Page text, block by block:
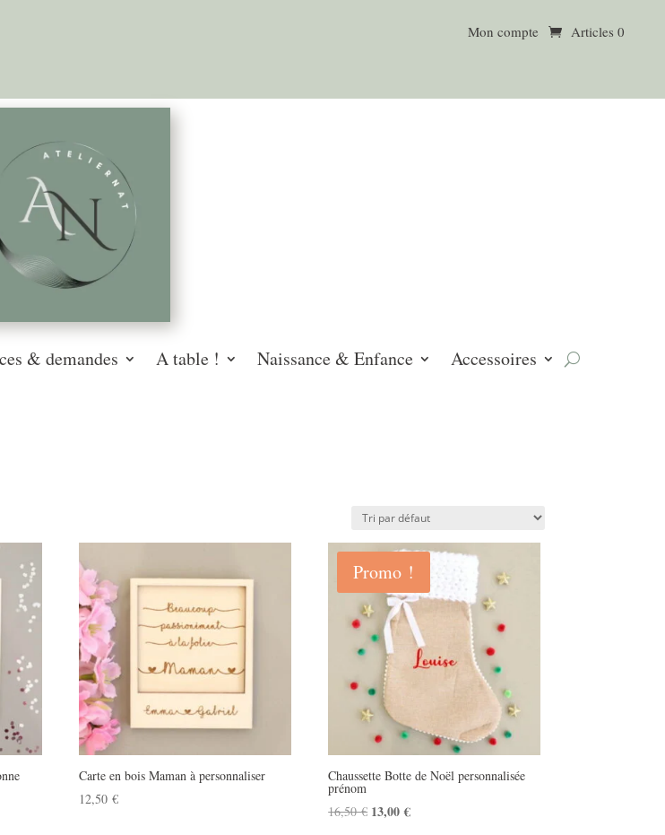
Mon compte Articles 0
& demandes A table ! Naissance & Enfance Accessoires
Carte en bois Maman à personnaliser
12,50€
Promo !
Chaussette Botte de Noël personnalisée
prénom
16,50€ Le
13,00€Le